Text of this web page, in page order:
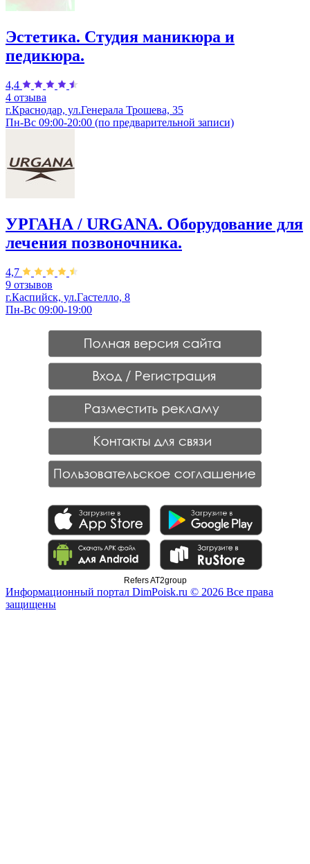
Эстетика. Студия маникюра и
педикюра.
4,4
4 отзыва
г.Краснодар, ул.Генерала Трошева, 35
Пн-Вс 09:00-20:00 (по предварительной записи)
УРГАНА / URGANA. Оборудование для
лечения позвоночника.
4,7
9 отзывов
г.Каспийск, ул.Гастелло, 8
Пн-Вс 09:00-19:00
Refers AT2group
Информационный портал DimPoisk.ru © 2026 Все права
защищены